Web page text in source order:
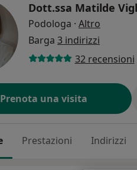
Dott.ssa Matilde
Podologa · Altro
Barga 3 indirizzi
32 recensioni
Prenota una visita
Prestazioni Indirizzi